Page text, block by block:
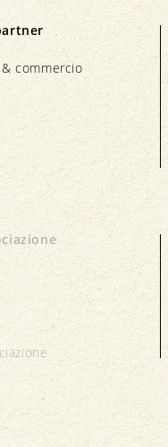
commercio